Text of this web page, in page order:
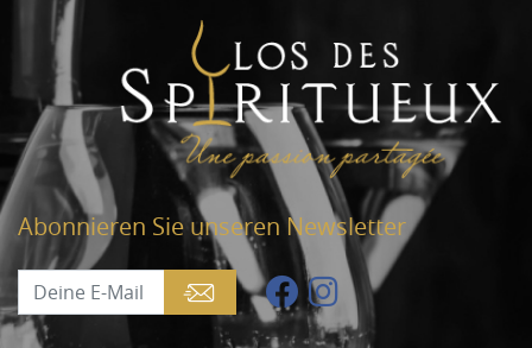
Abonnieren Sie unseren Newsletter